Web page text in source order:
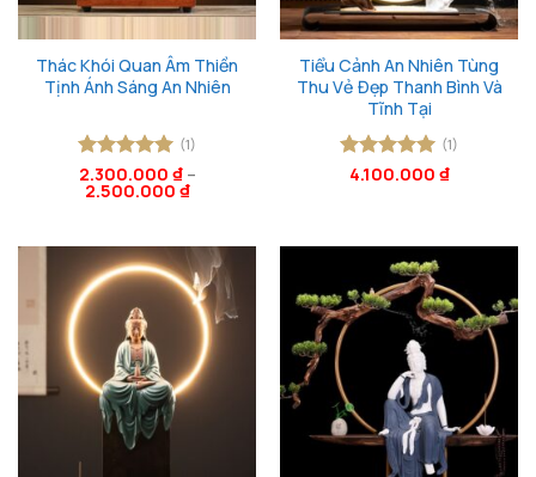
Thác Khói Quan Âm Thiền
Tịnh Ánh Sáng An Nhiên
Được xếp
hạng55
(1)
2.300.000 ₫–
2.500.000 ₫
Tiểu Cảnh An Nhiên Tùng
Thu Vẻ Đẹp Thanh Bình Và
Tĩnh Tại
Được xếp
(1)
4.100.000 ₫